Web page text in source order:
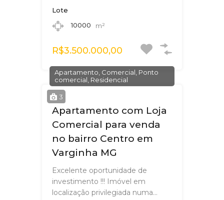
Lote
10000
m²
R$3.500.000,00
3
Apartamento, Comercial, Ponto
comercial, Residencial
Apartamento com Loja
Comercial para venda
no bairro Centro em
Varginha MG
Excelente oportunidade de
investimento !!! Imóvel em
localização privilegiada numa…